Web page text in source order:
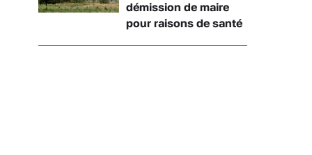
démission de maire
pour raisons de santé